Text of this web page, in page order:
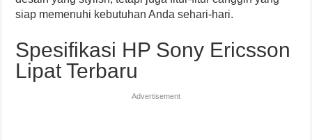
siap memenuhi kebutuhan Anda sehari-hari.
Spesifikasi HP Sony Ericsson
Lipat Terbaru
Advertisement